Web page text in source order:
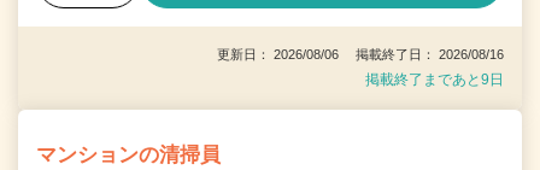
更新日： 2026/08/06 掲載終了日： 2026/08/16
掲載終了まであと9日
マンションの清掃員